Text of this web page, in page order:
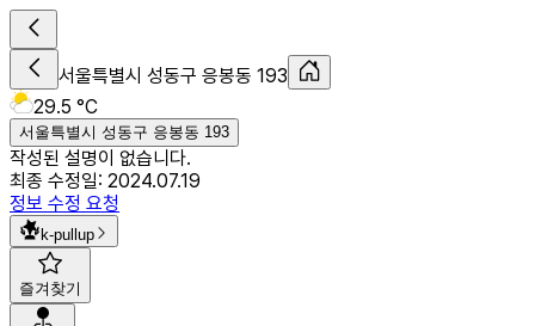
서울특별시 성동구 응봉동 193
29.5 °C
서울특별시 성동구 응봉동 193
작성된 설명이 없습니다.
최종 수정일: 2024.07.19
정보 수정 요청
k-pullup
즐겨찾기